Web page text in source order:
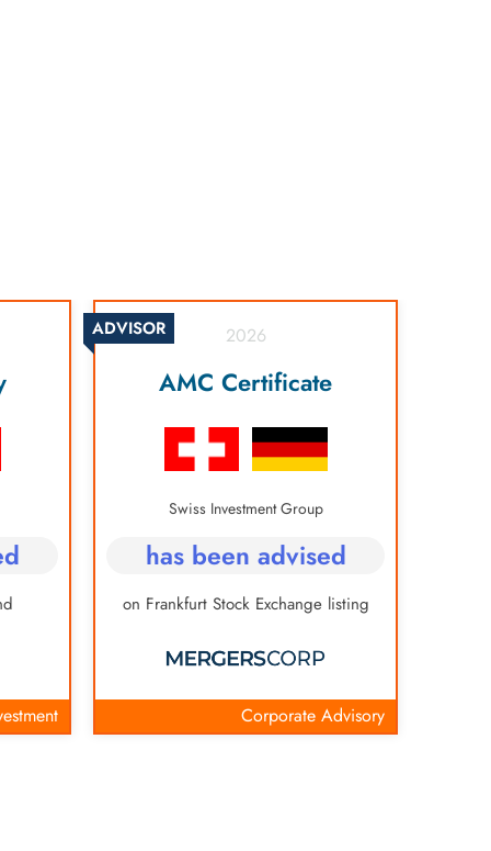
ADVISOR 2026
AMC Certificate
Swiss Investment Group
has been advised
on Frankfurt Stock Exchange listing
Corporate Advisory